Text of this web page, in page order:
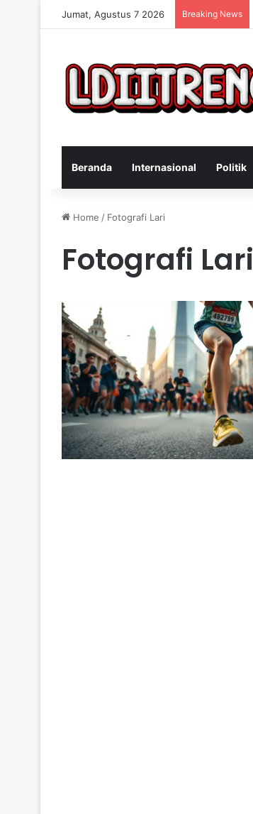
Jumat, Agustus 7 2026 Breaking News
Beranda Internasional Politik
Home / Fotografi Lari
Fotografi Lari